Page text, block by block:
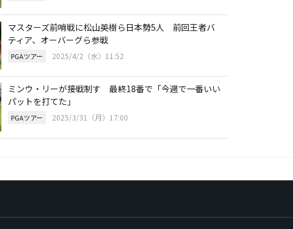
マスターズ前哨戦に松山英樹ら日本勢5人 前回王者バ
ティア、オーバーグら参戦
PGAツアー 2025/4/2（水）11:52
ミンウ・リーが接戦制す 最終18番で「今週で一番いい
パットを打てた」
PGAツアー 2025/3/31（月）17:00